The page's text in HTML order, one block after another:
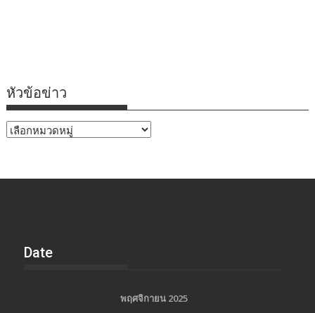
หัวข้อข่าว
หัวข้อ
Date
พฤศจิกายน 2025